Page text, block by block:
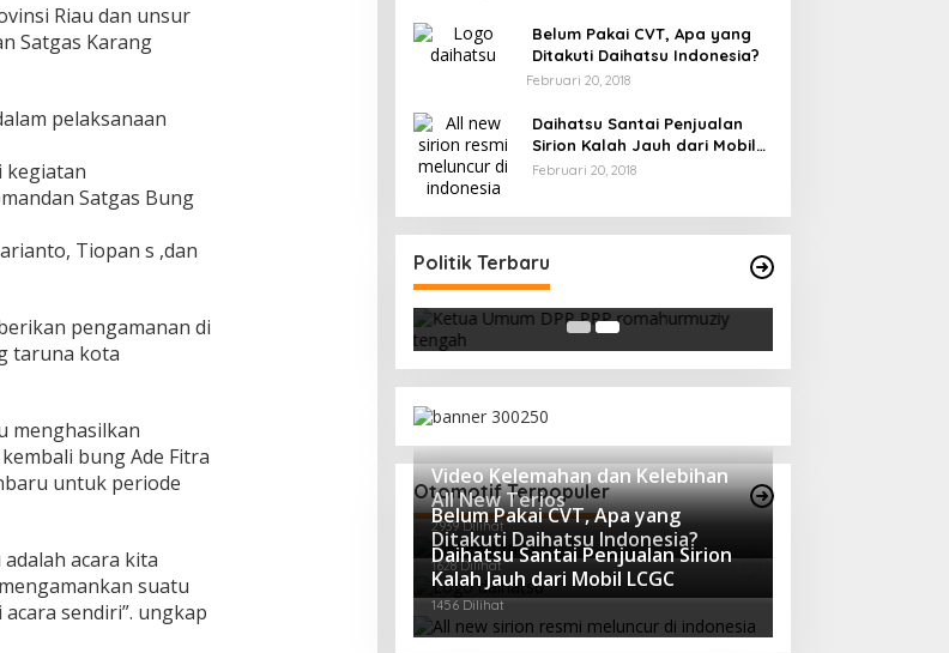
Riau dan unsur
Satgas Karang
pelaksanaan
kegiatan
Satgas Bung
Tiopan s ,dan
pengamanan di
taruna kota
menghasilkan
bung Ade Fitra
untuk periode
acara kita
suatu
sendiri”. ungkap
Belum Pakai CVT, Apa yang
Ditakuti Daihatsu Indonesia?
Februari 20, 2018
Daihatsu Santai Penjualan
Sirion Kalah Jauh dari Mobil
LCGC
Februari 20, 2018
Politik Terbaru
Ini Dia Hubungan Partai Garuda
Strategi PPP Menangkan Duet
Ganjar dan Gus Yasin
Otomotif Terpopuler
Video Kelemahan dan Kelebihan
All New Terios
2939 Dilihat
Belum Pakai CVT, Apa yang
Ditakuti Daihatsu Indonesia?
1628 Dilihat
Daihatsu Santai Penjualan Sirion
Kalah Jauh dari Mobil LCGC
1456 Dilihat